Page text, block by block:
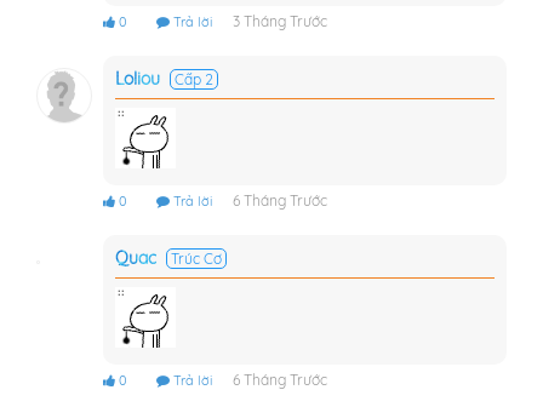
0 Trả lời 3 Tháng Trước
Loliou Cấp 2
0 Trả lời 6 Tháng Trước
Quac Trúc Cơ
0 Trả lời 6 Tháng Trước